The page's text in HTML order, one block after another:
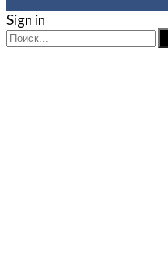
Sign in